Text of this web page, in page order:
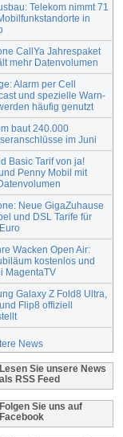
Telekom nimmt 71
in
CallYa Jahrespaket
mehr Datenvolumen
Alarm per Cell
und spezielle Warn-
häufig genutzt
baut 240.000
im Juni
Basic Tarif von ja!
Penny Mobil mit
Neue GigaZuhause
und DSL Tarife für
Wacken Open Air:
kostenlos und
MagentaTV
Galaxy Z Fold8 Ultra,
Flip8 offiziell
News
Lesen Sie unsere News
als RSS Feed
Folgen Sie uns auf
Facebook